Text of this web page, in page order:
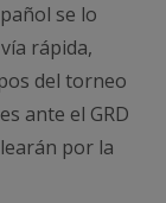
se lo
rápida,
del torneo
ante el GRD
por la